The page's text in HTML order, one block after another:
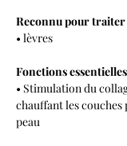
Reconnu pour traiter
• lèvres
Fonctions essentielles
• Stimulation du
chauffant les
peau